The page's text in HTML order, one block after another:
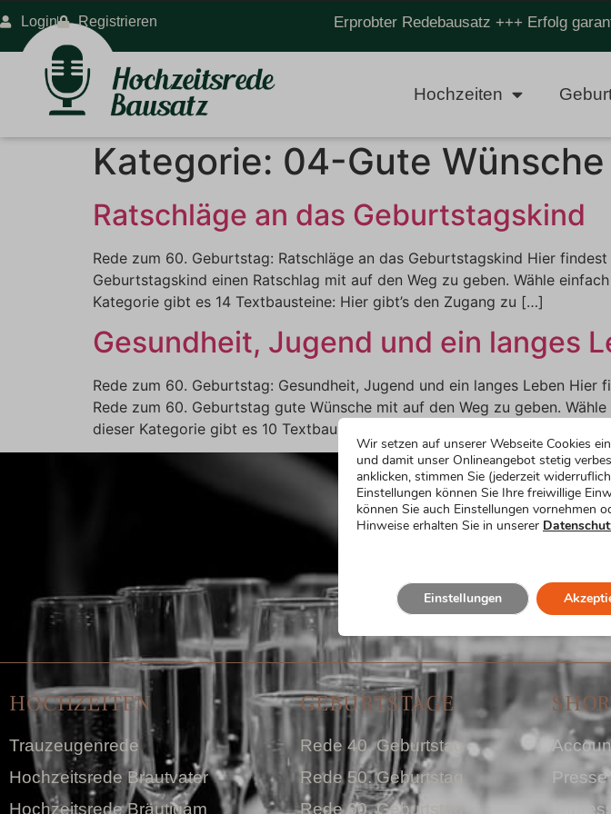
Erprobter Redebausatz +++ Erfolg
Login Registrieren
Hochzeiten
Kategorie: 04-Gute
Ratschläge an das Geburtstagskind
Rede zum 60. Geburtstag: Ratschläge an das Geburtstagskind Hier
Geburtstagskind einen Ratschlag mit auf den Weg zu geben. Wähle
Kategorie gibt es 14 Textbausteine: Hier gibt’s den Zugang zu […]
Gesundheit, Jugend und ein langes
Rede zum 60. Geburtstag: Gesundheit, Jugend und ein langes Leben
Rede zum 60. Geburtstag gute Wünsche mit auf den Weg zu geben.
dieser Kategorie gibt es 10 Textbausteine: Hier gibt’s den […]
HOCHZEITEN
Trauzeugenrede
Hochzeitsrede Brautvater
Hochzeitsrede Bräutigam
GEBURTSTAGE
Rede 40. Geburtstag
Rede 50. Geburtstag
Rede 60. Geburtstag
Presse
Wir setzen auf unserer Webseite Cookies
und damit unser Onlineangebot stetig
anklicken, stimmen Sie (jederzeit
Einstellungen können Sie Ihre freiwillige
können Sie auch Einstellungen vornehmen
Hinweise erhalten Sie in unserer
Einstellungen